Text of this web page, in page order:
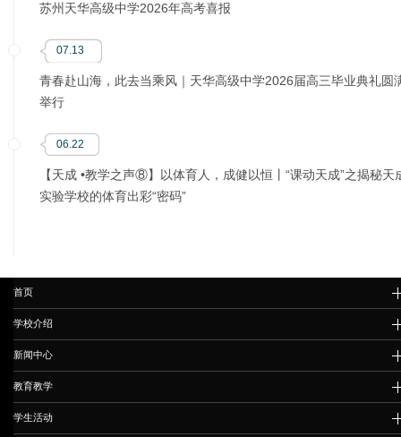
苏州天华高级中学2026年高考喜报
07.13
青春赴山海，此去当乘风｜天华高级中学2026届高三毕业典礼圆
举行
06.22
【天成 •教学之声⑧】以体育人，成健以恒丨“课动天成”之揭秘天
实验学校的体育出彩“密码”
首页
学校介绍
新闻中心
教育教学
学生活动